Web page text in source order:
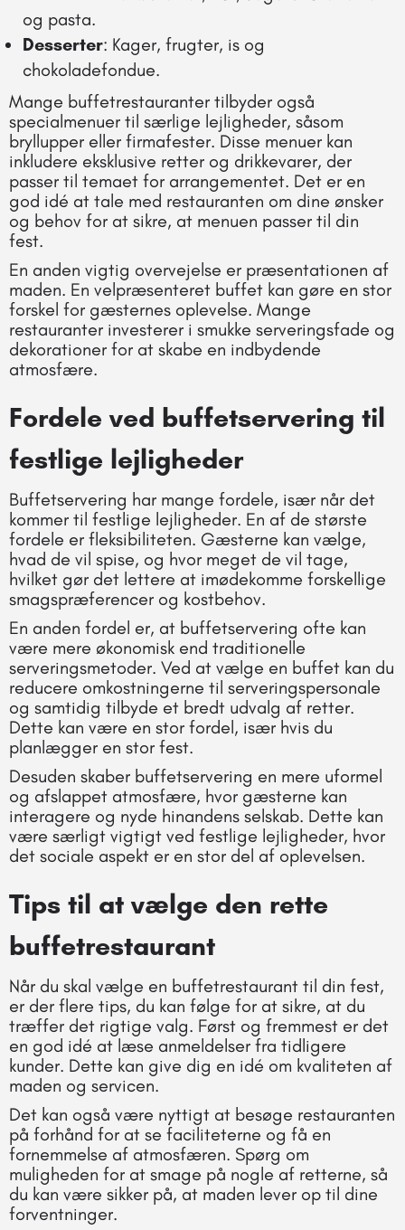
og pasta.
Desserter: Kager, frugter, is og
chokoladefondue.
Mange buffetrestauranter tilbyder også
specialmenuer til særlige lejligheder, såsom
bryllupper eller firmafester. Disse menuer kan
inkludere eksklusive retter og drikkevarer, der
passer til temaet for arrangementet. Det er en
god idé at tale med restauranten om dine ønsker
og behov for at sikre, at menuen passer til din
fest.
En anden vigtig overvejelse er præsentationen af
maden. En velpræsenteret buffet kan gøre en stor
forskel for gæsternes oplevelse. Mange
restauranter investerer i smukke serveringsfade og
dekorationer for at skabe en indbydende
atmosfære.
Fordele ved buffetservering til
festlige lejligheder
Buffetservering har mange fordele, især når det
kommer til festlige lejligheder. En af de største
fordele er fleksibiliteten. Gæsterne kan vælge,
hvad de vil spise, og hvor meget de vil tage,
hvilket gør det lettere at imødekomme forskellige
smagspræferencer og kostbehov.
En anden fordel er, at buffetservering ofte kan
være mere økonomisk end traditionelle
serveringsmetoder. Ved at vælge en buffet kan du
reducere omkostningerne til serveringspersonale
og samtidig tilbyde et bredt udvalg af retter.
Dette kan være en stor fordel, især hvis du
planlægger en stor fest.
Desuden skaber buffetservering en mere uformel
og afslappet atmosfære, hvor gæsterne kan
interagere og nyde hinandens selskab. Dette kan
være særligt vigtigt ved festlige lejligheder, hvor
det sociale aspekt er en stor del af oplevelsen.
Tips til at vælge den rette
buffetrestaurant
Når du skal vælge en buffetrestaurant til din fest,
er der flere tips, du kan følge for at sikre, at du
træffer det rigtige valg. Først og fremmest er det
en god idé at læse anmeldelser fra tidligere
kunder. Dette kan give dig en idé om kvaliteten af
maden og servicen.
Det kan også være nyttigt at besøge restauranten
på forhånd for at se faciliteterne og få en
fornemmelse af atmosfæren. Spørg om
muligheden for at smage på nogle af retterne, så
du kan være sikker på, at maden lever op til dine
forventninger.